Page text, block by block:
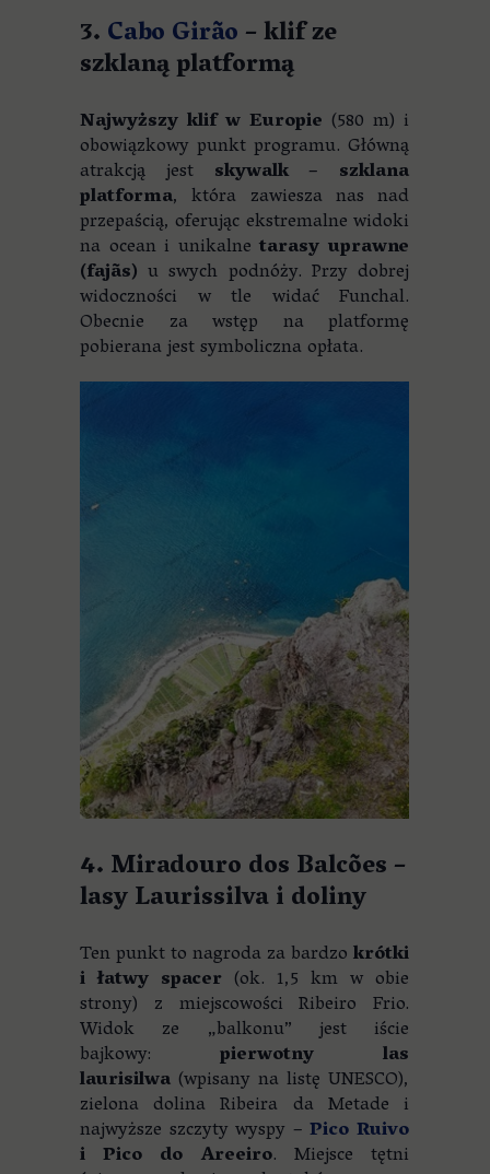
3.Cabo Girão– klif ze
szklaną platformą
Najwyższy klif w Europie (580 m) i
obowiązkowy punkt programu. Główną
atrakcją jest skywalk – szklana
platforma, która zawiesza nas nad
przepaścią, oferując ekstremalne widoki
na ocean i unikalnetarasy uprawne
(fajãs) u swych podnóży. Przy dobrej
widoczności w tle widać Funchal.
Obecnie za wstęp na platformę
pobierana jest symboliczna opłata.
4. Miradouro dos Balcões –
lasy Laurissilva i doliny
Ten punkt to nagroda za bardzokrótki
i łatwy spacer (ok. 1,5 km w obie
strony) z miejscowości Ribeiro Frio.
Widok ze „balkonu” jest iście
bajkowy: pierwotny las
laurisilwa (wpisany na listę UNESCO),
zielona dolina Ribeira da Metade i
najwyższe szczyty wyspy –Pico Ruivo
i Pico do Areeiro. Miejsce tętni